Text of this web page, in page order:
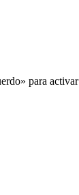
para